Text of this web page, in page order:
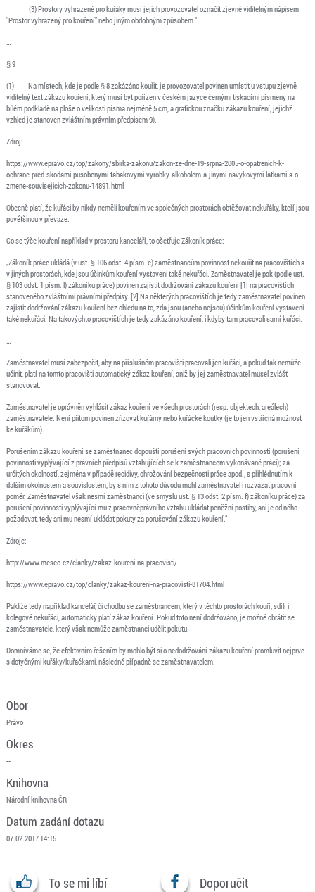
(3) Prostory vyhrazené pro kuřáky musí jejich provozovatel označit zjevně viditelným nápisem
"Prostor vyhrazený pro kouření" nebo jiným obdobným způsobem.“
…
§ 9
(1) Na místech, kde je podle § 8 zakázáno kouřit, je provozovatel povinen umístit u vstupu zjevně
viditelný text zákazu kouření, který musí být pořízen v českém jazyce černými tiskacími písmeny na
bílém podkladě na ploše o velikosti písma nejméně 5 cm, a grafickou značku zákazu kouření, jejichž
vzhled je stanoven zvláštním právním předpisem 9).
Zdroj:
https://www.epravo.cz/top/zakony/sbirka-zakonu/zakon-ze-dne-19-srpna-2005-o-opatrenich-k-
ochrane-pred-skodami-pusobenymi-tabakovymi-vyrobky-alkoholem-a-jinymi-navykovymi-latkami-a-o-
zmene-souvisejicich-zakonu-14891.html
Obecně platí, že kuřáci by nikdy neměli kouřením ve společných prostorách obtěžovat nekuřáky, kteří jsou
povětšinou v převaze.
Co se týče kouření například v prostoru kanceláří, to ošetřuje Zákoník práce:
„Zákoník práce ukládá (v ust. § 106 odst. 4 písm. e) zaměstnancům povinnost nekouřit na pracovištích a
v jiných prostorách, kde jsou účinkům kouření vystaveni také nekuřáci. Zaměstnavatel je pak (podle ust.
§ 103 odst. 1 písm. l) zákoníku práce) povinen zajistit dodržování zákazu kouření [1] na pracovištích
stanoveného zvláštními právními předpisy. [2] Na některých pracovištích je tedy zaměstnavatel povinen
zajistit dodržování zákazu kouření bez ohledu na to, zda jsou (anebo nejsou) účinkům kouření vystaveni
také nekuřáci. Na takovýchto pracovištích je tedy zakázáno kouření, i kdyby tam pracovali samí kuřáci.
…
Zaměstnavatel musí zabezpečit, aby na příslušném pracovišti pracovali jen kuřáci, a pokud tak nemůže
učinit, platí na tomto pracovišti automatický zákaz kouření, aniž by jej zaměstnavatel musel zvlášť
stanovovat.
Zaměstnavatel je oprávněn vyhlásit zákaz kouření ve všech prostorách (resp. objektech, areálech)
zaměstnavatele. Není přitom povinen zřizovat kuřárny nebo kuřácké koutky (je to jen vstřícná možnost
ke kuřákům).
Porušením zákazu kouření se zaměstnanec dopouští porušení svých pracovních povinností (porušení
povinnosti vyplývající z právních předpisů vztahujících se k zaměstnancem vykonávané práci); za
určitých okolností, zejména v případě recidivy, ohrožování bezpečnosti práce apod., s přihlédnutím k
dalším okolnostem a souvislostem, by s ním z tohoto důvodu mohl zaměstnavatel i rozvázat pracovní
poměr. Zaměstnavatel však nesmí zaměstnanci (ve smyslu ust. § 13 odst. 2 písm. f) zákoníku práce) za
porušení povinnosti vyplývající mu z pracovněprávního vztahu ukládat peněžní postihy, ani je od něho
požadovat, tedy ani mu nesmí ukládat pokuty za porušování zákazu kouření.“
Zdroje:
http://www.mesec.cz/clanky/zakaz-koureni-na-pracovisti/
https://www.epravo.cz/top/clanky/zakaz-koureni-na-pracovisti-81704.html
Pakliže tedy například kancelář, či chodbu se zaměstnancem, který v těchto prostorách kouří, sdílí i
kolegové nekuřáci, automaticky platí zákaz kouření. Pokud toto není dodržováno, je možné obrátit se
zaměstnavatele, který však nemůže zaměstnanci udělit pokutu.
Domníváme se, že efektivním řešením by mohlo být si o nedodržování zákazu kouření promluvit nejprve
s dotyčnými kuřáky/kuřačkami, následně případně se zaměstnavatelem.
Obor
Právo
Okres
--
Knihovna
Národní knihovna ČR
Datum zadání dotazu
07.02.2017 14:15
To se mi líbí Doporučit